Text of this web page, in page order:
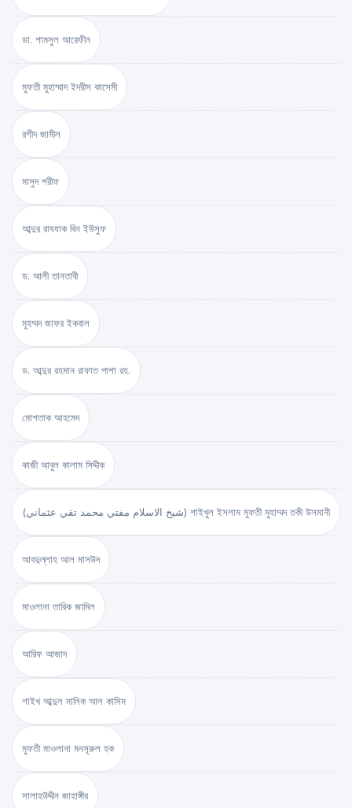
ডা. শামসুল আরেফীন
মুফতী মুহাম্মাদ ইদরীস কাসেমী
রশীদ জামীল
মাসুদ শরীফ
আব্দুর রাযযাক বিন ইউসুফ
ড. আলী তানতাবী
মুহম্মদ জাফর ইকবাল
ড. আব্দুর রহমান রাফাত পাশা রহ.
মোশতাক আহমেদ
কাজী আবুল কালাম সিদ্দীক
(شيخ الاسلام مفتي محمد تقي عثماني) শাইখুল ইসলাম মুফতী মুহাম্মদ তকী উসমানী
আবদুল্লাহ আল মাসউদ
মাওলানা তারিক জামিল
আরিফ আজাদ
শাইখ আব্দুল মালিক আল কাসিম
মুফতী মাওলানা মনসূরুল হক
সালাহউদ্দীন জাহাঙ্গীর